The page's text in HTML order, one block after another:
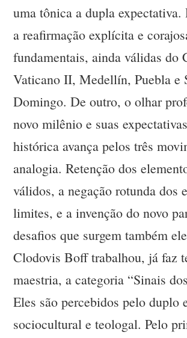
uma tônica a dupla
a reafirmação explícita e
fundamentais, ainda válidas do
Vaticano II, Medellín, Puebla e
Domingo. De outro, o olhar
novo milênio e suas
histórica avança pelos três
analogia. Retenção dos
válidos, a negação rotunda dos
limites, e a invenção do novo
desafios que surgem também
Clodovis Boff trabalhou, já faz
maestria, a categoria “Sinais
Eles são percebidos pelo duplo
sociocultural e teologal. Pelo